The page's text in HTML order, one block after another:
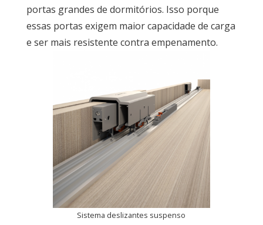
portas grandes de dormitórios. Isso porque
essas portas exigem maior capacidade de carga
e ser mais resistente contra empenamento.
Sistema deslizantes suspenso